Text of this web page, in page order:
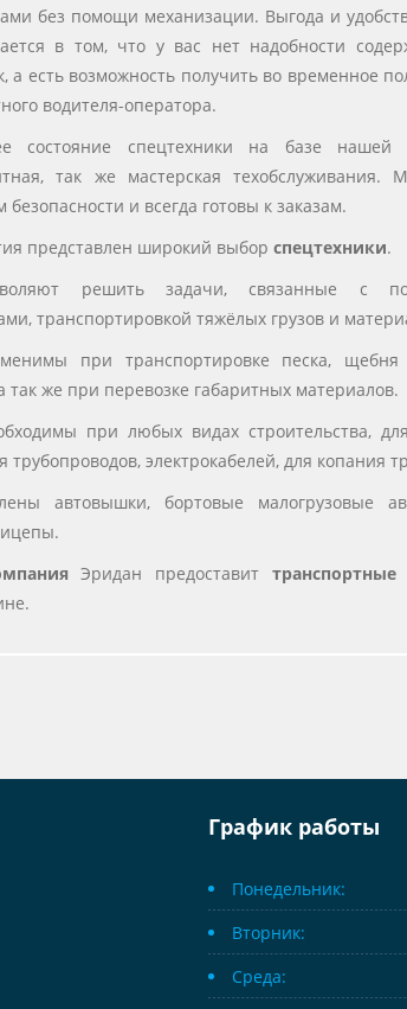
без помощи механизации. Выгода и
в том, что у вас нет надобности
а есть возможность получить во временное
водителя-оператора.
состояние спецтехники на базе нашей
так же мастерская техобслуживания.
и всегда готовы к заказам.
представлен широкий выбор спецтехники.
решить задачи, связанные с
транспортировкой тяжёлых грузов и
при транспортировке песка,
так же при перевозке габаритных материалов.
при любых видах строительства,
трубопроводов, электрокабелей, для копания
автовышки, бортовые малогрузовые
Эридан предоставит транспортные
График работы
Понедельник:
Вторник:
Среда: